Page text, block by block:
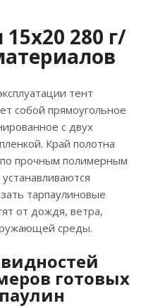
280 г/
тент
собой прямоугольное
с двух
Край полотна
прочным полимерным
тарпаулиновые
от дождя, ветра,
среды.
готовых